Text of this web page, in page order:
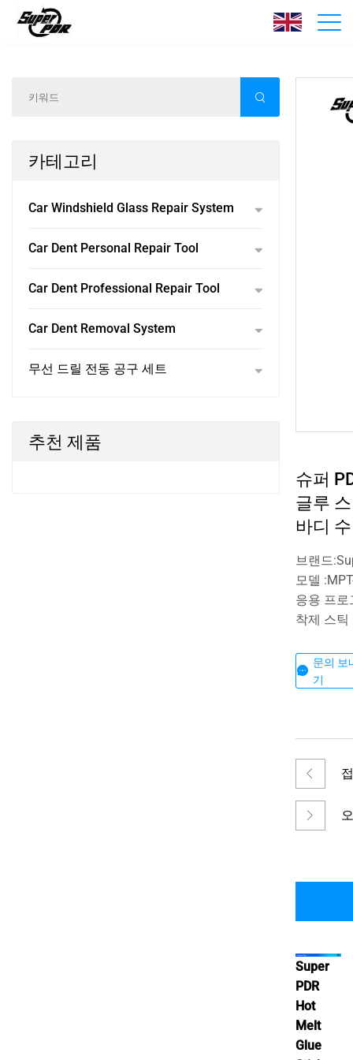
제품 홈 제품/
카테고리
Car Windshield Glass Repair System
Car Dent Personal Repair Tool
Car Dent Professional Repair Tool
Car Dent Removal System
무선 드릴 전동 공구 세트
추천 제품
슈퍼
글루
바디
브랜드
모델
응용 프
착제 스틱
문의 보
기
Super
PDR
Hot
Melt
Glue